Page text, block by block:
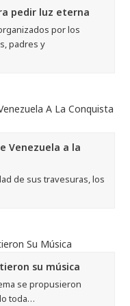
pedir luz eterna
por los
padres y
Venezuela a la
de sus travesuras, los
su música
se propusieron
toda…